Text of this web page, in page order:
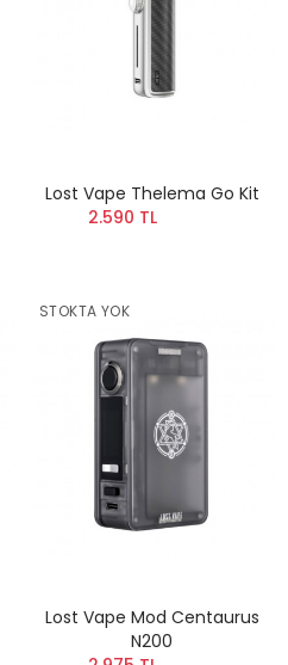
Lost Vape Thelema Go Kit
2.590 TL
STOKTA YOK
Lost Vape Mod Centaurus
N200